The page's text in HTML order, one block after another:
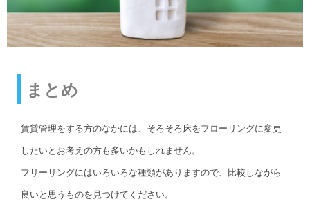
まとめ
賃貸管理をする方のなかには、そろそろ床をフローリングに変更
したいとお考えの方も多いかもしれません。
フリーリングにはいろいろな種類がありますので、比較しながら
良いと思うものを見つけてください。